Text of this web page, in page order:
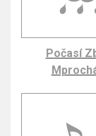
Počasí